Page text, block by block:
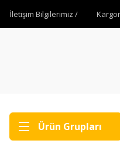
İletişim Bilgilerimiz /
Ürün Grupları